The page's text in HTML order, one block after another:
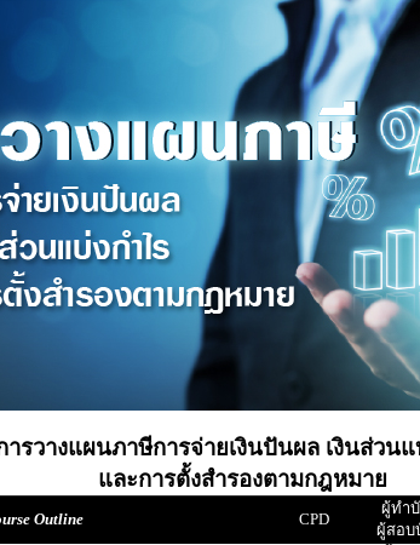
ารวางแผนภาษีการจ่ายเงินปันผล เงินส่วนแ
และการตั้งสำรองตามกฎหมาย
Outline CPD
ผู้ทำ
ผู้สอ